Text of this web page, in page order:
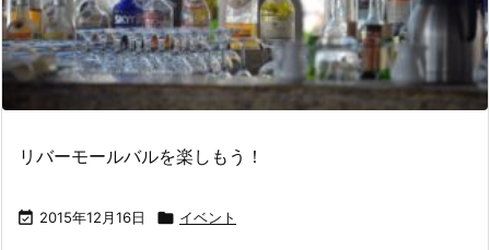
リバーモールバルを楽しもう！
 2015年12月16日  イベント